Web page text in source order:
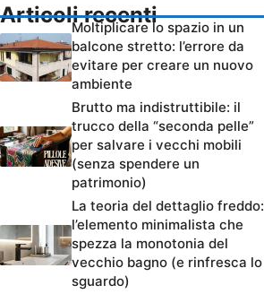
Articoli recenti
Moltiplicare lo spazio in un
balcone stretto: l’errore da
evitare per creare un nuovo
ambiente
Brutto ma indistruttibile: il
trucco della “seconda pelle”
per salvare i vecchi mobili
(senza spendere un
patrimonio)
La teoria del dettaglio freddo:
l’elemento minimalista che
spezza la monotonia del
vecchio bagno (e rinfresca lo
sguardo)